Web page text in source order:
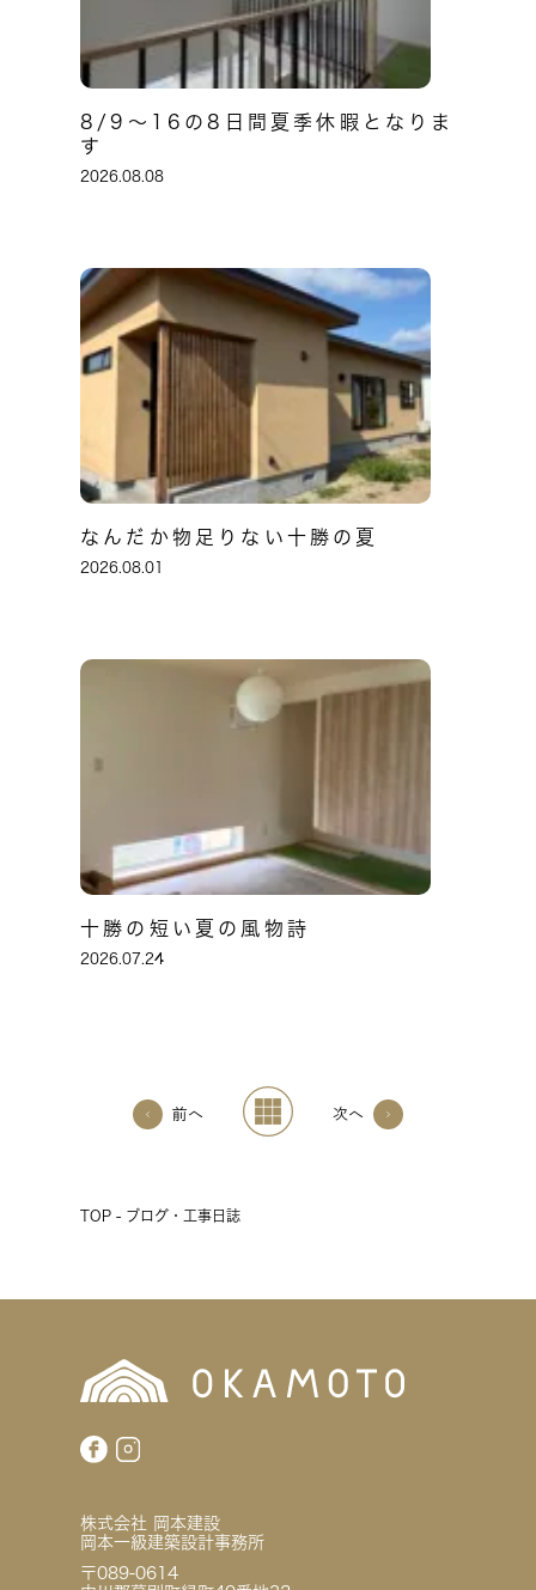
8/9～16の8日間夏季休暇となりま
す
2026.08.08
なんだか物足りない十勝の夏
2026.08.01
十勝の短い夏の風物詩
2026.07.24
前へ 次へ
TOP - ブログ・工事日誌
株式会社 岡本建設
岡本一級建築設計事務所
〒089-0614